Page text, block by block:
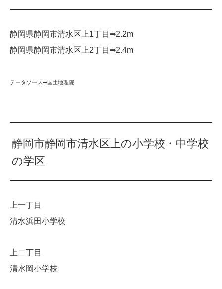
静岡県静岡市清水区上1丁目➡︎2.2m
静岡県静岡市清水区上2丁目➡︎2.4m
データソース➡︎国土地理院
静岡市静岡市清水区上の小学校・中学校
の学区
上一丁目
清水浜田小学校
上二丁目
清水岡小学校